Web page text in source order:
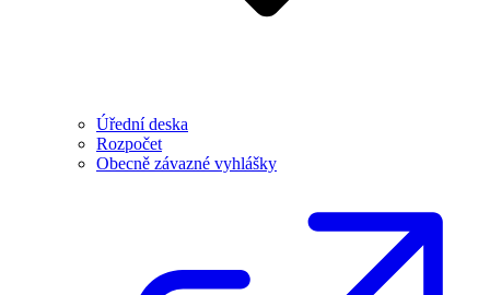
Úřední deska
Rozpočet
Obecně závazné vyhlášky